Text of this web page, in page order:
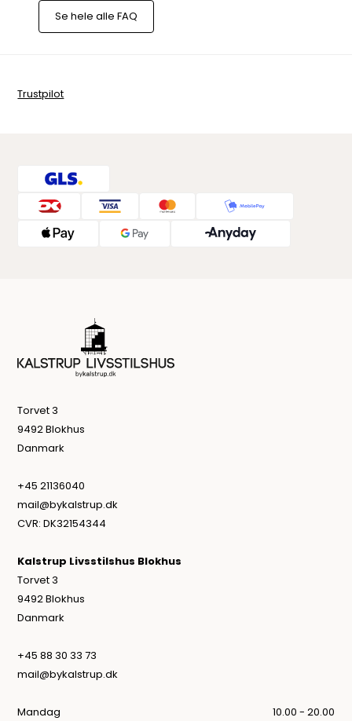
Se hele alle FAQ
Trustpilot
Torvet 3
9492 Blokhus
Danmark
+45 21136040
mail@bykalstrup.dk
CVR: DK32154344
Kalstrup Livsstilshus Blokhus
Torvet 3
9492 Blokhus
Danmark
+45 88 30 33 73
mail@bykalstrup.dk
Mandag
10.00 - 20.00